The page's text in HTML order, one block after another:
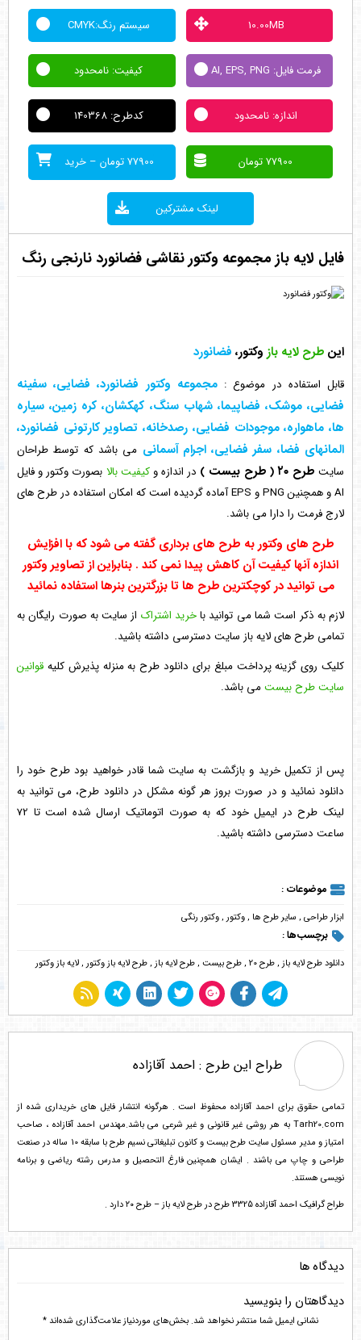
10.00MB سیستم رنگ:CMYK
فرمت فایل: AI, EPS, PNG کیفیت: نامحدود
اندازه: نامحدود کدطرح: 140368
77900 تومان 77900 تومان – خرید
لینک مشترکین
فایل لایه باز مجموعه وکتور نقاشی فضانورد نارنجی رنگ
این طرح لایه باز وکتور، فضانورد
قابل استفاده در موضوع: مجموعه وکتور فضانورد، فضایی، سفینه
فضایی، موشک، فضاپیما، شهاب سنگ، کهکشان، کره زمین، سیاره
ها، ماهواره، موجودات فضایی، رصدخانه، تصاویر کارتونی فضانورد،
المانهای فضا، سفر فضایی، اجرام آسمانی می باشد که توسط طراحان
سایت طرح ۲۰ ( طرح بیست ) در اندازه وکیفیت بالا بصورت وکتور و فایل
AI و همچنین PNG و EPS آماده گردیده است که امکان استفاده در طرح های
لارج فرمت را دارا می باشد.
طرح های وکتور به طرح های برداری گفته می شود که با افزایش
اندازه آنها کیفیت آن کاهش پیدا نمی کند . بنابراین از تصاویر وکتور
می توانید در کوچکترین طرح ها تا بزرگترین بنرها استفاده نمائید
لازم به ذکر است شما می توانید باخرید اشتراک از سایت به صورت رایگان به
تمامی طرح های لایه باز سایت دسترسی داشته باشید.
کلیک روی گزینه پرداخت مبلغ برای دانلود طرح به منزله پذیرش کلیه قوانین
سایت طرح بیستمی باشد.
پس از تکمیل خرید و بازگشت به سایت شما قادر خواهید بود طرح خود را
دانلود نمائید و در صورت بروز هر گونه مشکل در دانلود طرح، می توانید به
لینک طرح در ایمیل خود که به صورت اتوماتیک ارسال شده است تا 72
ساعت دسترسی داشته باشید.
موضوعات :
ابزار طراحی , سایر طرح ها ,وکتور,وکتور رنگی
برچسب‌ها :
دانلود طرح لایه باز,طرح 20 ,طرح بیست ,طرح لایه باز,طرح لایه باز وکتور,لایه باز وکتور
طراح این طرح : احمد آقازاده
تمامی حقوق برای احمد آقازاده محفوظ است . هرگونه انتشار فایل های خریداری شده از
Tarh20.com به هر روشی غیر قانونی و غیر شرعی می باشد.مهندس احمد آقازاده ، صاحب
امتیاز و مدیر مسئول سایت طرح بیست و کانون تبلیغاتی نسیم طرح با سابقه 10 ساله در صنعت
طراحی و چاپ می باشند . ایشان همچنین فارغ التحصیل و مدرس رشته ریاضی و برنامه
نویسی هستند.
طراح گرافیک احمد آقازاده 3325 طرح در طرح لایه باز – طرح ۲۰ دارد .
دیدگاه ها
دیدگاهتان را بنویسید
نشانی ایمیل شما منتشر نخواهد شد. بخش‌های موردنیاز علامت‌گذاری شده‌اند*